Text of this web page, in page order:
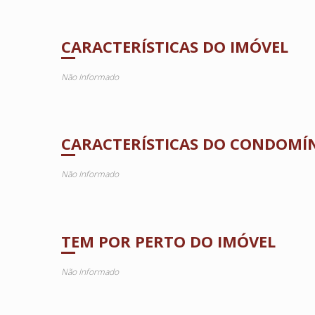
CARACTERÍSTICAS DO IMÓVEL
Não Informado
CARACTERÍSTICAS DO
Não Informado
TEM POR PERTO DO IMÓVEL
Não Informado